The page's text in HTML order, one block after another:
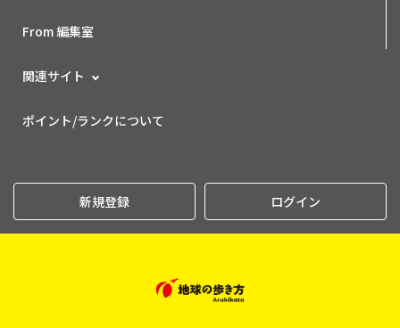
From 編集室
関連サイト
ポイント/ランクについて
新規登録 ログイン